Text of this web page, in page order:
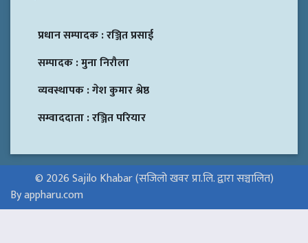
प्रधान सम्पादक :रञ्जित प्रसाई
सम्पादक :मुना निरौला
व्यवस्थापक :गेश कुमार श्रेष्ठ
सम्वाददाता :रञ्जित परियार
© 2026 Sajilo Khabar (सजिलो खवर प्रा.लि. द्वारा सञ्चालित)
By appharu.com